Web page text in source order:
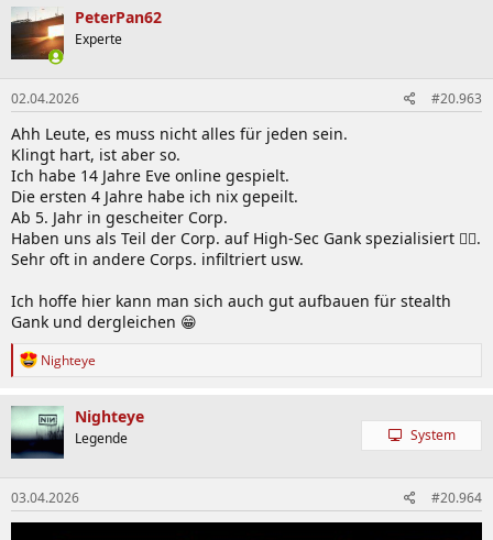
k
t
i
o
n
e
n
PeterPan62
Experte
02.04.2026 #20.963
Ahh Leute, es muss nicht alles für jeden sein.
Klingt hart, ist aber so.
Ich habe 14 Jahre Eve online gespielt.
Die ersten 4 Jahre habe ich nix gepeilt.
Ab 5. Jahr in gescheiter Corp.
Haben uns als Teil der Corp. auf High-Sec Gank spezialisiert 🤦‍♀️.
Sehr oft in andere Corps. infiltriert usw.
Ich hoffe hier kann man sich auch gut aufbauen für stealth
Gank und dergleichen 😁
R
k
t
i
o
n
e
n
Nighteye
Nighteye
Legende System
03.04.2026 #20.964